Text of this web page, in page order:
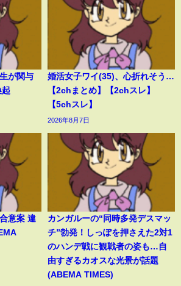
が関与
起
婚活女子ワイ(35)、心折れそう…
【2chまとめ】【2chスレ】
【5chスレ】
2026年8月7日
意案 違
カンガルーの“同時多発デスマッ
チ”勃発！しっぽを押さえた2対1
のハンデ戦に観戦者の姿も…自
由すぎるカオスな光景が話題
(ABEMA TIMES)